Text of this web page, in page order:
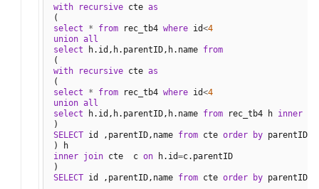
预
热
优
通
主
外
束
with recursive cte as
select
* from rec_tb4 where id<4
union all
select h.id,h.parentID,h.name from
with
recursive cte as
select
* from rec_tb4 where id<4
union all
select h.id,h.parentID,h.name from rec_tb4 h inner
SELECT id ,parentID,name from cte order by parentID
inner join cte  c on h.id=c.parentID
SELECT id ,parentID,name from cte order by parentID,